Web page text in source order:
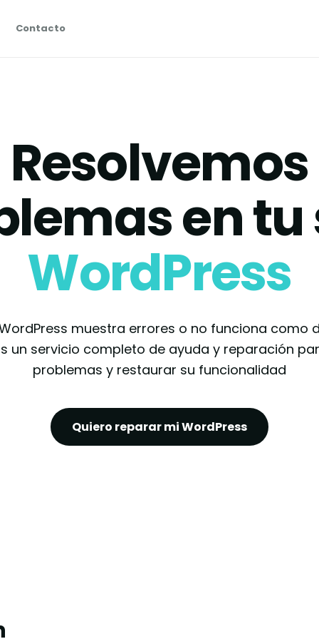
Contacto
Resolvemos
en tu
WordPress
muestra errores o no funciona como
un servicio completo de ayuda y reparación
problemas y restaurar su funcionalidad
Quiero reparar mi WordPress